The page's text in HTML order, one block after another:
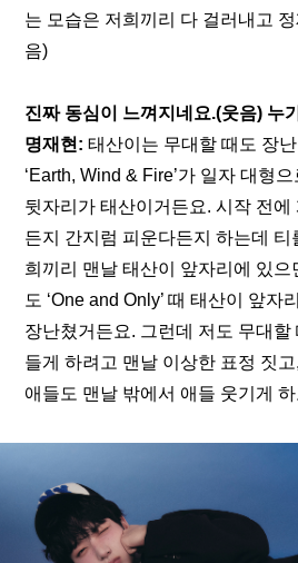
는 모습은 저희끼리 다 걸러내고
음)
진짜 동심이 느껴지네요.(웃음) 누
명재현: 태산이는 무대할 때도 장
‘Earth, Wind & Fire’가 일자 대형
뒷자리가 태산이거든요. 시작 전
든지 간지럼 피운다든지 하는데 티
희끼리 맨날 태산이 앞자리에 있으
도 ‘One and Only’ 때 태산이 앞자
장난쳤거든요. 그런데 저도 무대할
들게 하려고 맨날 이상한 표정 짓
애들도 맨날 밖에서 애들 웃기게